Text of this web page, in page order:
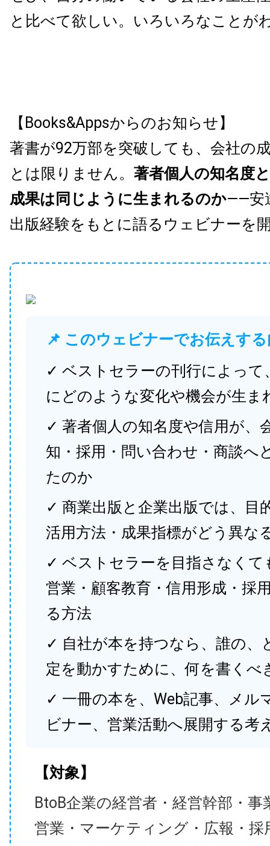
と比べて欲しい。いろいろなことが
【Books&Appsからのお知らせ】
著書が92万部を突破しても、会社の
とは限りません。 著者個人の知名度
成果は同じように生まれるのか——安
出版経験をもとに語るウェビナーを
📌 このウェビナーでお伝えす
✓ ベストセラーの刊行によって
にどのような変化や機会が生ま
✓ 著者個人の知名度や信用が、
知・採用・問い合わせ・商談へ
たのか
✓ 商業出版と企業出版では、目
活用方法・成果指標がどう異な
✓ ベストセラーを目指さなくて
営業・顧客教育・信用形成・採
る方法
✓ 自社が本を持つなら、誰の、
定を動かすために、何を書くべ
✓ 一冊の本を、Web記事、メル
ビナー、営業活動へ展開する考
【対象】
BtoB企業の経営者・経営幹部・事
営業・マーケティング・広報・採